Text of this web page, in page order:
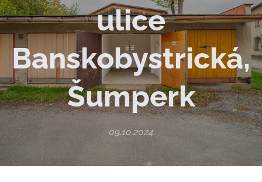
ulice
Banskobystrická,
Šumperk
09.10.2024